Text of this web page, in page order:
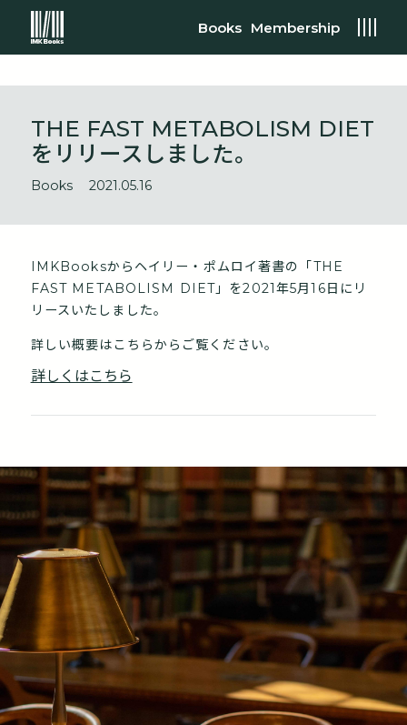
Books Membership
THE FAST METABOLISM DIET
をリリースしました。
Books 2021.05.16
IMKBooksからヘイリー・ポムロイ著書の「THE
FAST METABOLISM DIET」を2021年5月16日にリ
リースいたしました。
詳しい概要はこちらからご覧ください。
詳しくはこちら